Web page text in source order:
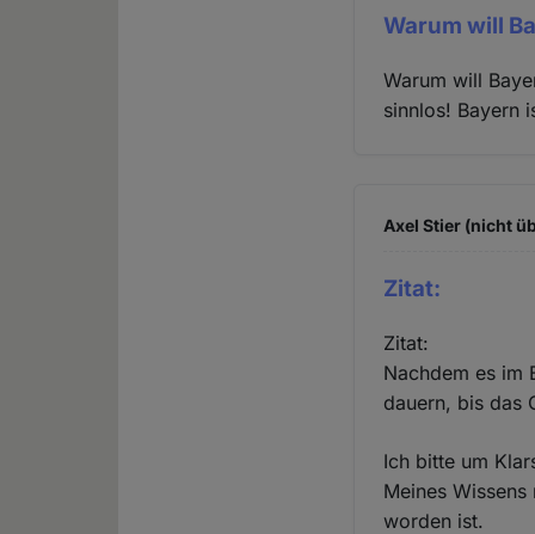
Warum will
Warum will
sinnlos! Bayern
Axel Stier (nicht
Zitat:
Zitat:
Nachdem es im
dauern, bis das
Ich bitte um
Meines
worden ist.